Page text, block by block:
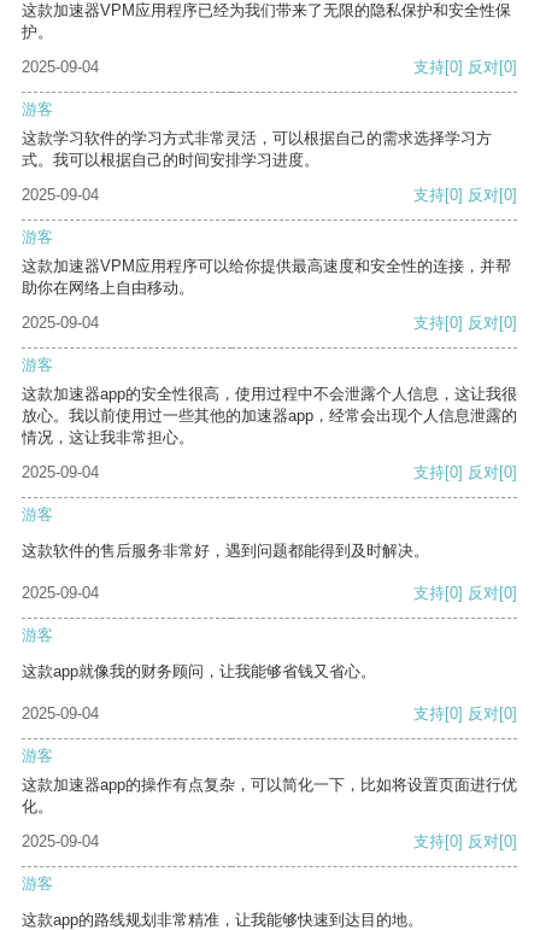
这款加速器VPM应用程序已经为我们带来了无限的隐私保护和安全性保
护。
2025-09-04
支持[0] 反对[0]
游客
这款学习软件的学习方式非常灵活，可以根据自己的需求选择学习方
式。我可以根据自己的时间安排学习进度。
2025-09-04
支持[0] 反对[0]
游客
这款加速器VPM应用程序可以给你提供最高速度和安全性的连接，并帮
助你在网络上自由移动。
2025-09-04
支持[0] 反对[0]
游客
这款加速器app的安全性很高，使用过程中不会泄露个人信息，这让我很
放心。我以前使用过一些其他的加速器app，经常会出现个人信息泄露的
情况，这让我非常担心。
2025-09-04
支持[0] 反对[0]
游客
这款软件的售后服务非常好，遇到问题都能得到及时解决。
2025-09-04 支持[0] 反对[0]
游客
这款app就像我的财务顾问，让我能够省钱又省心。
2025-09-04 支持[0] 反对[0]
游客
这款加速器app的操作有点复杂，可以简化一下，比如将设置页面进行优
化。
2025-09-04
支持[0] 反对[0]
游客
这款app的路线规划非常精准，让我能够快速到达目的地。